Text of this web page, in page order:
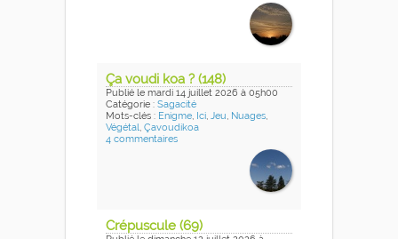
Ça voudi koa ? (148)
Publié le mardi 14 juillet 2026 à 05h00
Catégorie : Sagacité
Mots-clés : Enigme, Ici, Jeu, Nuages,
Végétal, Çavoudikoa
4 commentaires
Crépuscule (69)